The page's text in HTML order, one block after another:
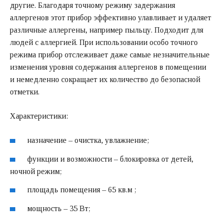
другие. Благодаря точному режиму задержания
аллергенов этот прибор эффективно улавливает и удаляет
различные аллергены, например пыльцу. Подходит для
людей с аллергией. При использовании особо точного
режима прибор отслеживает даже самые незначительные
изменения уровня содержания аллергенов в помещении
и немедленно сокращает их количество до безопасной
отметки.
Характеристики:
назначение – очистка, увлажнение;
функции и возможности – блокировка от детей,
ночной режим;
площадь помещения – 65 кв.м ;
мощность – 35 Вт;